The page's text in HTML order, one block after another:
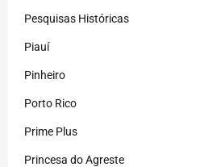
Pesquisas Históricas
Piauí
Pinheiro
Porto Rico
Prime Plus
Princesa do Agreste